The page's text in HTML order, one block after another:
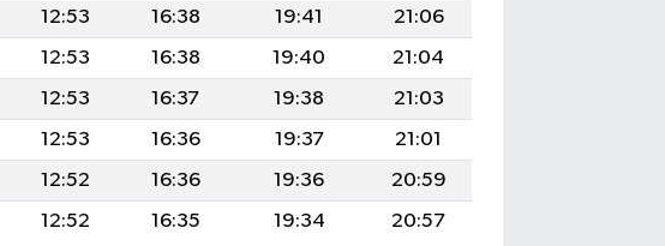
12:53 16:38 19:41
21:06
12:53 16:38 19:40
21:04
12:53 16:37 19:38
21:03
12:53 16:36 19:37
21:01
12:52 16:36 19:36
20:59
12:52 16:35 19:34 20:57